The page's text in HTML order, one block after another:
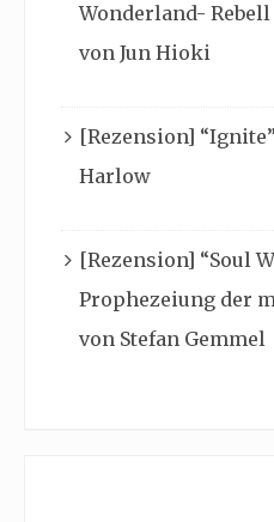
Wonderland-
von Jun Hioki
[Rezension]
Harlow
[Rezension] “Soul
Prophezeiung der
von Stefan Gemmel